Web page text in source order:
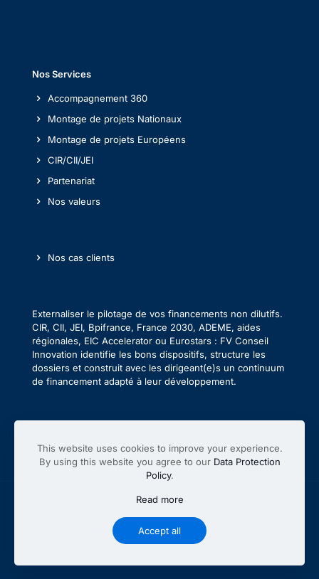
Nos Services
Accompagnement 360
Montage de projets Nationaux
Montage de projets Européens
CIR/CII/JEI
Partenariat
Nos valeurs
Nos cas clients
Externaliser le pilotage de vos financements non dilutifs.
CIR, CII, JEI, Bpifrance, France 2030, ADEME, aides
régionales, EIC Accelerator ou Eurostars : FV Conseil
Innovation identifie les bons dispositifs, structure les
dossiers et construit avec les dirigeant(e)s un continuum
de financement adapté à leur développement.
This website uses cookies to improve your experience.
By using this website you agree to our Data Protection
Policy.
Read more
Accept all